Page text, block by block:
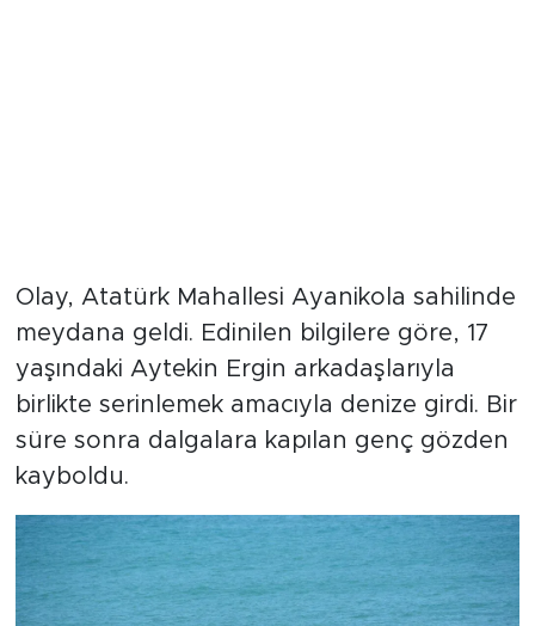
Olay, Atatürk Mahallesi Ayanikola sahilinde
meydana geldi. Edinilen bilgilere göre, 17
yaşındaki Aytekin Ergin arkadaşlarıyla
birlikte serinlemek amacıyla denize girdi. Bir
süre sonra dalgalara kapılan genç gözden
kayboldu.